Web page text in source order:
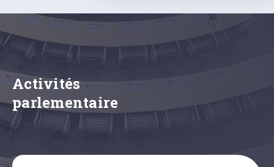
Activités
parlementaire